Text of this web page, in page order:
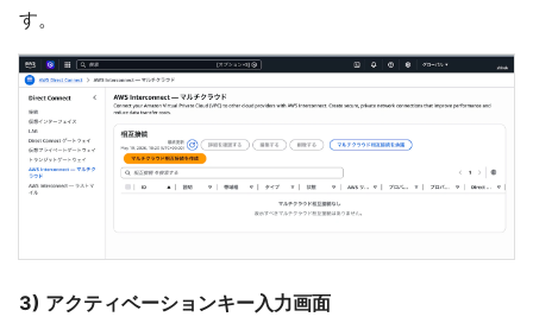
す。
3) アクティベーションキー入力画面